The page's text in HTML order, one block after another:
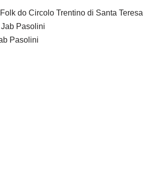
do Circolo Trentino di Santa Teresa
Pasolini
Pasolini